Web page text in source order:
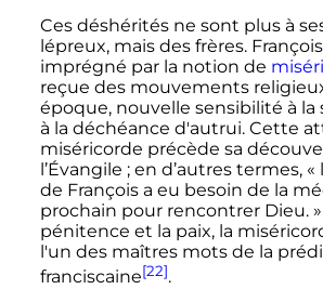
Ces déshérités ne sont plus à
lépreux, mais des frères.
imprégné par la notion de
reçue des mouvements
époque, nouvelle sensibilité à la
à la déchéance d'autrui. Cette
miséricorde précède sa
l’Évangile ; en d’autres termes, «
de François a eu besoin de la
prochain pour rencontrer Dieu. »
pénitence et la paix, la
l'un des maîtres mots de la
franciscaine[22].